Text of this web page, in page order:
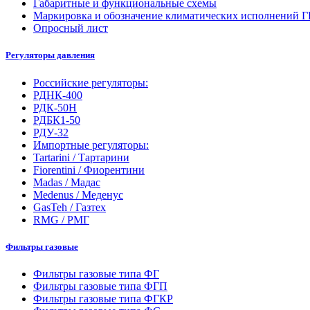
Габаритные и функциональные схемы
Маркировка и обозначение климатических
Опросный лист
Регуляторы давления
Российские регуляторы:
РДНК-400
РДК-50Н
РДБК1-50
РДУ-32
Импортные регуляторы:
Tartarini / Тартарини
Fiorentini / Фиорентини
Madas / Мадас
Medenus / Меденус
GasTeh / Газтех
RMG / РМГ
Фильтры газовые
Фильтры газовые типа ФГ
Фильтры газовые типа ФГП
Фильтры газовые типа ФГКР